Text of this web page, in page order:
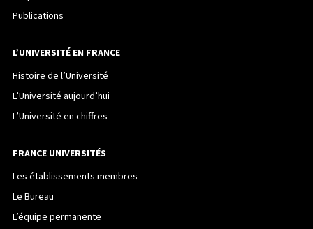
Publications
L’UNIVERSITÉ EN FRANCE
Histoire de l’Université
L’Université aujourd’hui
L’Université en chiffres
FRANCE UNIVERSITÉS
Les établissements membres
Le Bureau
L’équipe permanente